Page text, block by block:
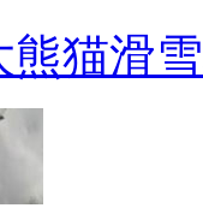
熊猫滑